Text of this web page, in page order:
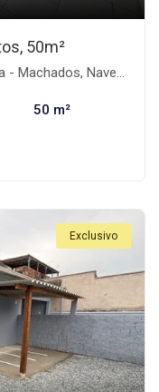
50m²
Navegantes-SC
50 m²
Exclusivo